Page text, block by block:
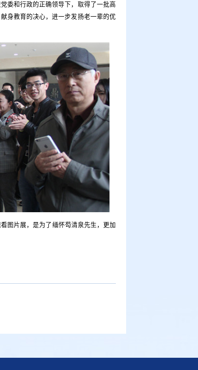
委和行政的正确领导下，取得了一批高
身教育的决心，进一步发扬老一辈的优
图片展，是为了缅怀芶清泉先生，更加